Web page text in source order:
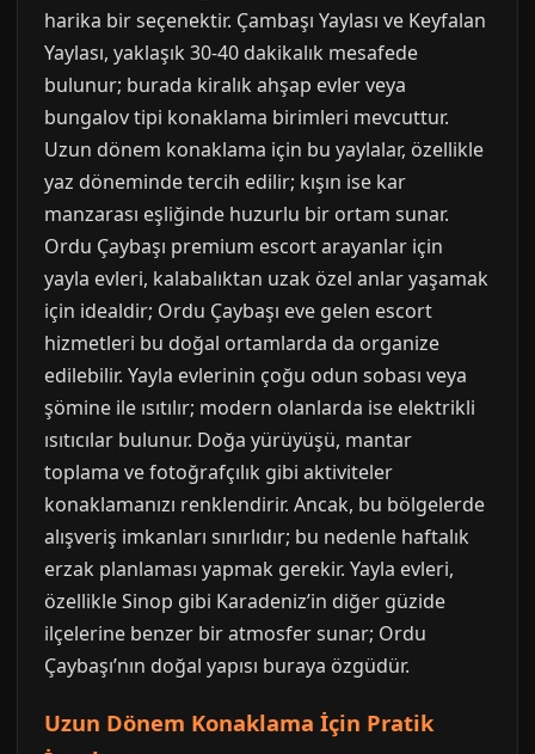
harika bir seçenektir. Çambaşı Yaylası ve Keyfalan
Yaylası, yaklaşık 30-40 dakikalık mesafede
bulunur; burada kiralık ahşap evler veya
bungalov tipi konaklama birimleri mevcuttur.
Uzun dönem konaklama için bu yaylalar, özellikle
yaz döneminde tercih edilir; kışın ise kar
manzarası eşliğinde huzurlu bir ortam sunar.
Ordu Çaybaşı premium escort arayanlar için
yayla evleri, kalabalıktan uzak özel anlar yaşamak
için idealdir; Ordu Çaybaşı eve gelen escort
hizmetleri bu doğal ortamlarda da organize
edilebilir. Yayla evlerinin çoğu odun sobası veya
şömine ile ısıtılır; modern olanlarda ise elektrikli
ısıtıcılar bulunur. Doğa yürüyüşü, mantar
toplama ve fotoğrafçılık gibi aktiviteler
konaklamanızı renklendirir. Ancak, bu bölgelerde
alışveriş imkanları sınırlıdır; bu nedenle haftalık
erzak planlaması yapmak gerekir. Yayla evleri,
özellikle Sinop gibi Karadeniz’in diğer güzide
ilçelerine benzer bir atmosfer sunar; Ordu
Çaybaşı’nın doğal yapısı buraya özgüdür.
Uzun Dönem Konaklama İçin Pratik